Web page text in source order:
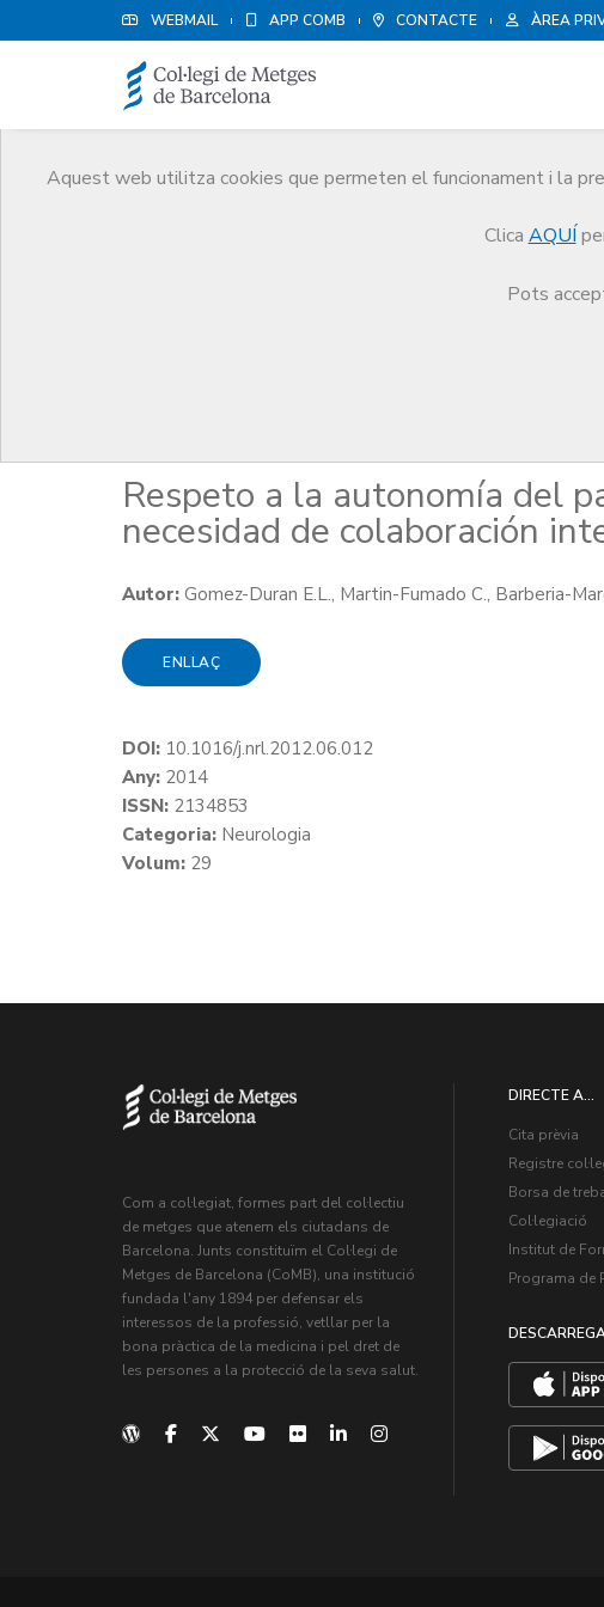
WEBMAIL APP COMB CONTACTE ÀREA
Aquest web utilitza cookies que permeten el funcionament i la
Clica AQUÍ
Pots
Respeto a la autonomía
Respeto a la autonomía del
necesidad de colaboración
Autor: Gomez-Duran E.L., Martin-Fumado C., Barberia-
ENLLAÇ
DOI: 10.1016/j.nrl.2012.06.012
Any: 2014
ISSN: 2134853
Categoria: Neurologia
Volum: 29
Com a col·legiat, formes part del col·lectiu
de metges que atenem els ciutadans de
Barcelona. Junts constituïm el Col·legi de
Metges de Barcelona (CoMB), una institució
fundada l'any 1894 per defensar els
interessos de la professió, vetllar per la
bona pràctica de la medicina i pel dret de
les persones a la protecció de la seva salut.
DIRECTE A...
Cita prèvia
Registre
Borsa de
Col·legiació
Institut de
Programa de